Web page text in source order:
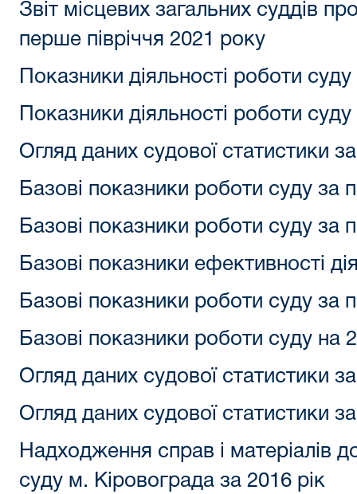
Звіт місцевих загальних суддів
перше півріччя 2021 року
Показники діяльності роботи
Показники діяльності роботи
Огляд даних судової статистики
Базові показники роботи суду за
Базові показники роботи суду за
Базові показники ефективності
Базові показники роботи суду за
Базові показники роботи суду на
Огляд даних судової статистики
Огляд даних судової статистики
Надходження справ і матеріалів
суду м. Кіровограда за 2016 рік